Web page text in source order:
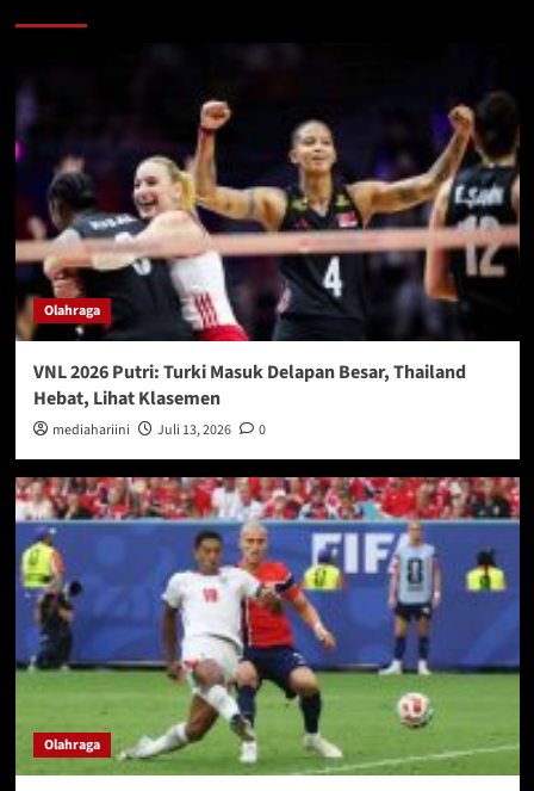
Olahraga
VNL 2026 Putri: Turki Masuk Delapan Besar, Thailand
Hebat, Lihat Klasemen
mediahariini Juli 13, 2026 0
Olahraga